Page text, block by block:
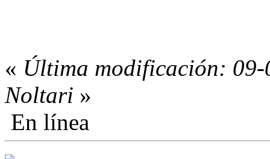
« Última modificación:
Noltari »
En línea